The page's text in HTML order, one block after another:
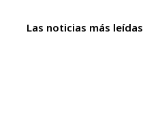
Las noticias más leídas